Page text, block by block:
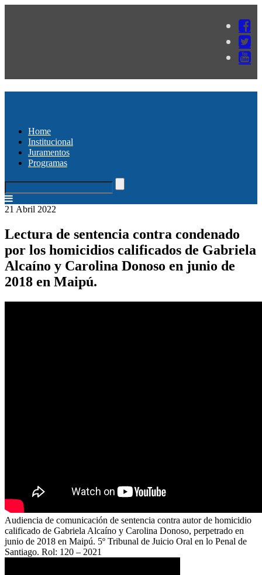
Home
Institucional
Juramentos
Programas
21 Abril 2022
Lectura de sentencia contra condenado
por los homicidios calificados de Gabriela
Alcaíno y Carolina Donoso en junio de
2018 en Maipú.
Audiencia de comunicación de sentencia contra autor de homicidio
calificado de Gabriela Alcaíno y Carolina Donoso, perpetrado en
junio de 2018 en Maipú. 5º Tribunal de Juicio Oral en lo Penal de
Santiago. Rol: 120 – 2021